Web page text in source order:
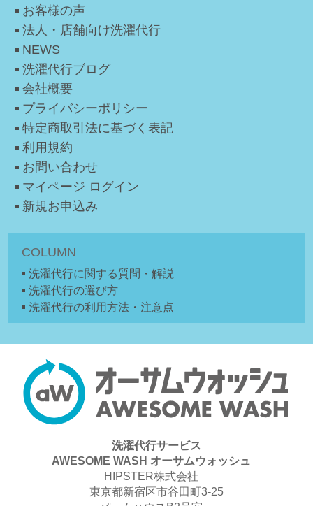
お客様の声
法人・店舗向け洗濯代行
NEWS
洗濯代行ブログ
会社概要
プライバシーポリシー
特定商取引法に基づく表記
利用規約
お問い合わせ
マイページ ログイン
新規お申込み
COLUMN
洗濯代行に関する質問・解説
洗濯代行の選び方
洗濯代行の利用方法・注意点
洗濯代行サービス
AWESOME WASH オーサムウォッシュ
HIPSTER株式会社
東京都新宿区市谷田町3-25